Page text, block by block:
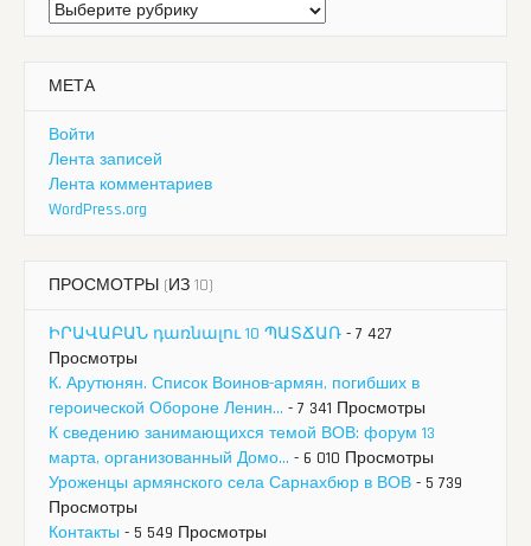
Рубрики
МЕТА
Войти
Лента записей
Лента комментариев
WordPress.org
ПРОСМОТРЫ (ИЗ 10)
ԻՐԱՎԱԲԱՆ դառնալու 10 ՊԱՏՃԱՌ - 7 427
Просмотры
К. Арутюнян. Список Воинов-армян, погибших в
героической Обороне Ленин... - 7 341 Просмотры
К сведению занимающихся темой ВОВ: форум 13
марта, организованный Домо... - 6 010 Просмотры
Уроженцы армянского села Сарнахбюр в ВОВ - 5 739
Просмотры
Контакты - 5 549 Просмотры